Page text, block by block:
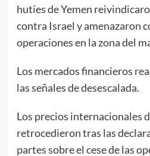
hutíes de Yemen
contra Israel y amenazaron
operaciones en la zona del
Los mercados financieros
las señales de desescalada.
Los precios internacionales
retrocedieron tras las
partes sobre el cese de las